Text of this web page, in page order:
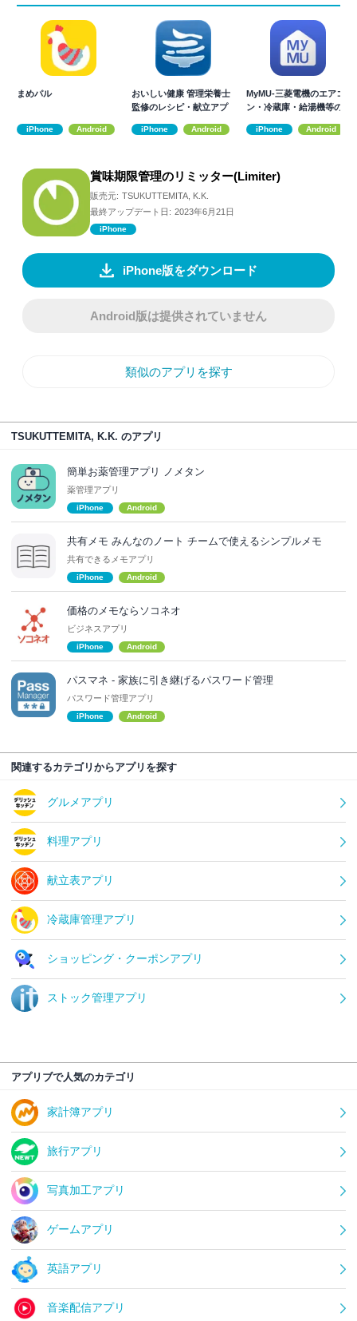
まめパル
iPhone Android
おいしい健康 管理栄養士
監修のレシピ・献立アプ
iPhone Android
MyMU-三菱電機のエアコ
ン・冷蔵庫・給湯機等の
iPhone Android
賞味期限管理のリミッター(Limiter)
販売元: TSUKUTTEMITA, K.K.
最終アップデート日: 2023年6月21日
iPhone
iPhone版をダウンロード
Android版は提供されていません
類似のアプリを探す
TSUKUTTEMITA, K.K. のアプリ
簡単お薬管理アプリ ノメタン
薬管理アプリ
iPhone Android
共有メモ みんなのノート チームで使えるシンプルメモ
共有できるメモアプリ
iPhone Android
価格のメモならソコネオ
ビジネスアプリ
iPhone Android
パスマネ - 家族に引き継げるパスワード管理
パスワード管理アプリ
iPhone Android
関連するカテゴリからアプリを探す
グルメアプリ
料理アプリ
献立表アプリ
冷蔵庫管理アプリ
ショッピング・クーポンアプリ
ストック管理アプリ
アプリブで人気のカテゴリ
家計簿アプリ
旅行アプリ
写真加工アプリ
ゲームアプリ
英語アプリ
音楽配信アプリ